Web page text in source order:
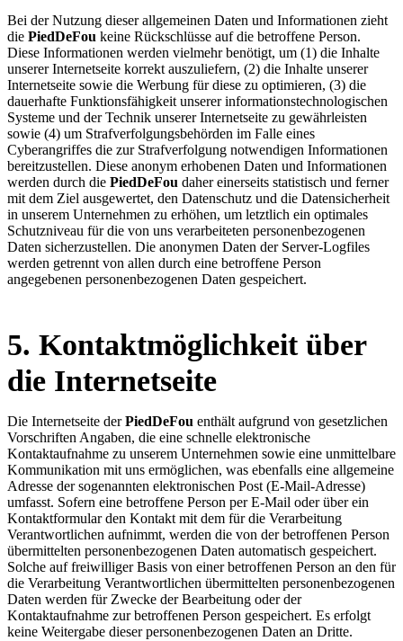
Bei der Nutzung dieser allgemeinen Daten und Informationen zieht
die PiedDeFou keine Rückschlüsse auf die betroffene Person.
Diese Informationen werden vielmehr benötigt, um (1) die Inhalte
unserer Internetseite korrekt auszuliefern, (2) die Inhalte unserer
Internetseite sowie die Werbung für diese zu optimieren, (3) die
dauerhafte Funktionsfähigkeit unserer informationstechnologischen
Systeme und der Technik unserer Internetseite zu gewährleisten
sowie (4) um Strafverfolgungsbehörden im Falle eines
Cyberangriffes die zur Strafverfolgung notwendigen Informationen
bereitzustellen. Diese anonym erhobenen Daten und Informationen
werden durch die PiedDeFou daher einerseits statistisch und ferner
mit dem Ziel ausgewertet, den Datenschutz und die Datensicherheit
in unserem Unternehmen zu erhöhen, um letztlich ein optimales
Schutzniveau für die von uns verarbeiteten personenbezogenen
Daten sicherzustellen. Die anonymen Daten der Server-Logfiles
werden getrennt von allen durch eine betroffene Person
angegebenen personenbezogenen Daten gespeichert.
5. Kontaktmöglichkeit über
die Internetseite
Die Internetseite derPiedDeFou enthält aufgrund von gesetzlichen
Vorschriften Angaben, die eine schnelle elektronische
Kontaktaufnahme zu unserem Unternehmen sowie eine unmittelbare
Kommunikation mit uns ermöglichen, was ebenfalls eine allgemeine
Adresse der sogenannten elektronischen Post (E-Mail-Adresse)
umfasst. Sofern eine betroffene Person per E-Mail oder über ein
Kontaktformular den Kontakt mit dem für die Verarbeitung
Verantwortlichen aufnimmt, werden die von der betroffenen Person
übermittelten personenbezogenen Daten automatisch gespeichert.
Solche auf freiwilliger Basis von einer betroffenen Person an den für
die Verarbeitung Verantwortlichen übermittelten personenbezogenen
Daten werden für Zwecke der Bearbeitung oder der
Kontaktaufnahme zur betroffenen Person gespeichert. Es erfolgt
keine Weitergabe dieser personenbezogenen Daten an Dritte.